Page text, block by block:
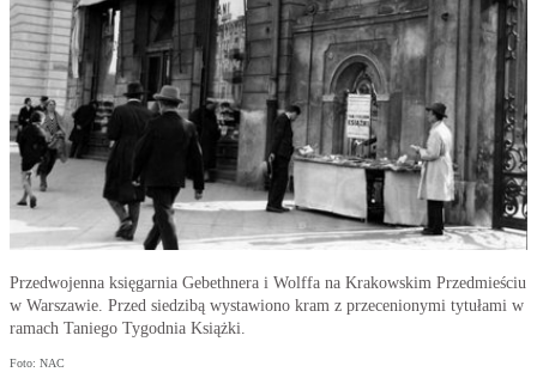
Przedwojenna księgarnia Gebethnera i Wolffa na Krakowskim Przedmieściu
w Warszawie. Przed siedzibą wystawiono kram z przecenionymi tytułami w
ramach Taniego Tygodnia Książki.
Foto: NAC